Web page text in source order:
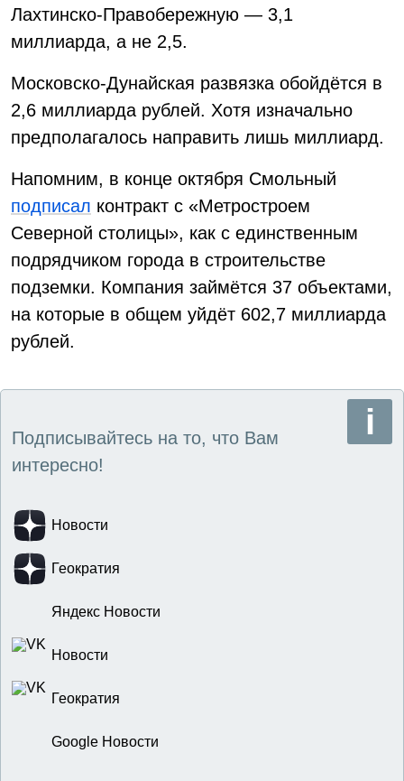
Лахтинско-Правобережную — 3,1
миллиарда, а не 2,5.
Московско-Дунайская развязка обойдётся в
2,6 миллиарда рублей. Хотя изначально
предполагалось направить лишь миллиард.
Напомним, в конце октября Смольный
подписал контракт с «Метростроем
Северной столицы», как с единственным
подрядчиком города в строительстве
подземки. Компания займётся 37 объектами,
на которые в общем уйдёт 602,7 миллиарда
рублей.
Подписывайтесь на то, что Вам
интересно!
Новости
Геократия
Яндекс Новости
Новости
Геократия
Google Новости